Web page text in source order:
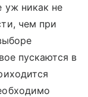
уж никак не
чем при
пускаются в